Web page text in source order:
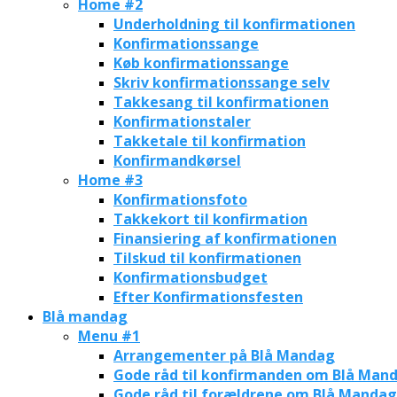
Home #2
Underholdning til konfirmationen
Konfirmationssange
Køb konfirmationssange
Skriv konfirmationssange selv
Takkesang til konfirmationen
Konfirmationstaler
Takketale til konfirmation
Konfirmandkørsel
Home #3
Konfirmationsfoto
Takkekort til konfirmation
Finansiering af konfirmationen
Tilskud til konfirmationen
Konfirmationsbudget
Efter Konfirmationsfesten
Blå mandag
Menu #1
Arrangementer på Blå Mandag
Gode råd til konfirmanden om Blå